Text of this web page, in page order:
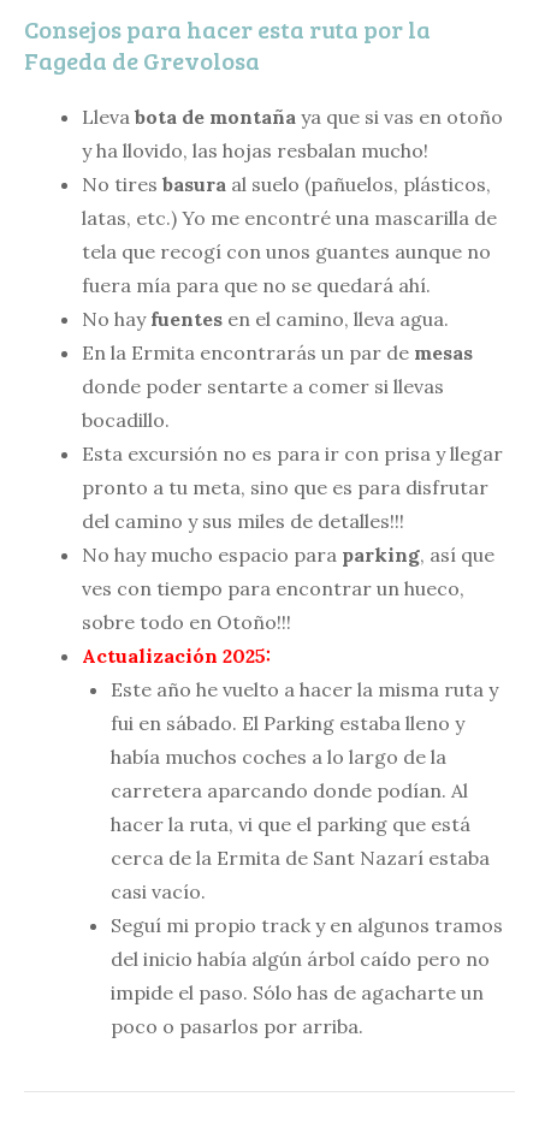
Consejos para hacer esta ruta por la
Fageda de Grevolosa
Lleva bota de montaña ya que si vas en otoño
y ha llovido, las hojas resbalan mucho!
No tires basura al suelo (pañuelos, plásticos,
latas, etc.) Yo me encontré una mascarilla de
tela que recogí con unos guantes aunque no
fuera mía para que no se quedará ahí.
No hay fuentes en el camino, lleva agua.
En la Ermita encontrarás un par de mesas
donde poder sentarte a comer si llevas
bocadillo.
Esta excursión no es para ir con prisa y llegar
pronto a tu meta, sino que es para disfrutar
del camino y sus miles de detalles!!!
No hay mucho espacio para parking, así que
ves con tiempo para encontrar un hueco,
sobre todo en Otoño!!!
Actualización 2025:
Este año he vuelto a hacer la misma ruta y
fui en sábado. El Parking estaba lleno y
había muchos coches a lo largo de la
carretera aparcando donde podían. Al
hacer la ruta, vi que el parking que está
cerca de la Ermita de Sant Nazarí estaba
casi vacío.
Seguí mi propio track y en algunos tramos
del inicio había algún árbol caído pero no
impide el paso. Sólo has de agacharte un
poco o pasarlos por arriba.